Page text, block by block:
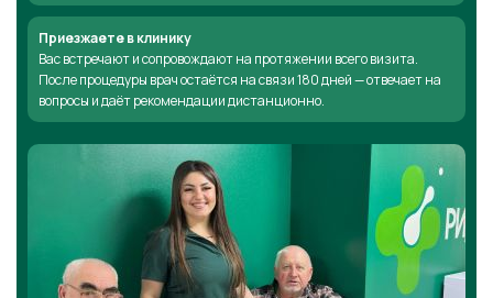
Приезжаете в клинику
Вас встречают и сопровождают на протяжении всего визита.
После процедуры врач остаётся на связи 180 дней — отвечает на
вопросы и даёт рекомендации дистанционно.